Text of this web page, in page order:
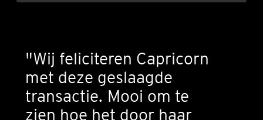
"Wij feliciteren Capricorn
met deze geslaagde
transactie. Mooi om te
zien hoe het door haar